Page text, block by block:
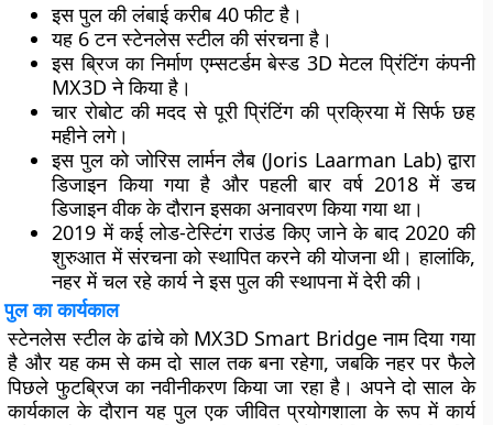
इस पुल की लंबाई करीब 40 फीट है।
यह 6 टन स्टेनलेस स्टील की संरचना है।
इस ब्रिज का निर्माण एम्सटर्डम बेस्ड 3D मेटल प्रिंटिंग कंपनी
MX3D ने किया है।
चार रोबोट की मदद से पूरी प्रिंटिंग की प्रक्रिया में सिर्फ छह
महीने लगे।
इस पुल को जोरिस लार्मन लैब (Joris Laarman Lab) द्वारा
डिजाइन किया गया है और पहली बार वर्ष 2018 में डच
डिजाइन वीक के दौरान इसका अनावरण किया गया था।
2019 में कई लोड-टेस्टिंग राउंड किए जाने के बाद 2020 की
शुरुआत में संरचना को स्थापित करने की योजना थी। हालांकि,
नहर में चल रहे कार्य ने इस पुल की स्थापना में देरी की।
पुल का कार्यकाल
स्टेनलेस स्टील के ढांचे को MX3D Smart Bridge नाम दिया गया
है और यह कम से कम दो साल तक बना रहेगा, जबकि नहर पर फैले
पिछले फुटब्रिज का नवीनीकरण किया जा रहा है। अपने दो साल के
कार्यकाल के दौरान यह पुल एक जीवित प्रयोगशाला के रूप में कार्य